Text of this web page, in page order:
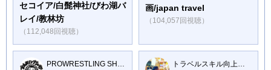
セコイア/白髭神社/びわ湖バ
レイ/教林坊
（112,048回視聴）
画/japan travel
（104,057回視聴）
PROWRESTLING SHIBATAR ZZ
トラベルスキル向上委員会